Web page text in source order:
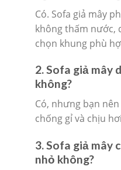
Có. Sofa giả mây
không thấm nước,
chọn khung phù
2. Sofa giả mây
không?
Có, nhưng bạn
chống gỉ và chịu
3. Sofa giả mây
nhỏ không?